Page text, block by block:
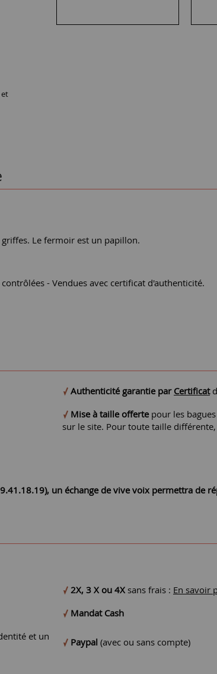
Le fermoir est un papillon.
- Vendues avec certificat d'authenticité.
Authenticité garantie par Certificat
Mise à taille offertepour les
sur le site. Pour toute taille
un échange de vive voix permettra de
2X, 3 X ou 4Xsans frais : En savoir
Mandat Cash
et un
Paypal (avec ou sans compte)